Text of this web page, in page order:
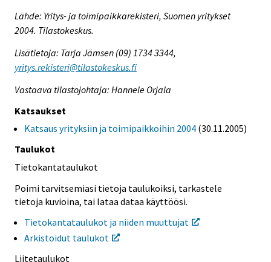
Lähde: Yritys- ja toimipaikkarekisteri, Suomen yritykset
2004. Tilastokeskus.
Lisätietoja: Tarja Jämsen (09) 1734 3344,
yritys.rekisteri@tilastokeskus.fi
Vastaava tilastojohtaja: Hannele Orjala
Katsaukset
Katsaus yrityksiin ja toimipaikkoihin 2004 (30.11.2005)
Taulukot
Tietokantataulukot
Poimi tarvitsemiasi tietoja taulukoiksi, tarkastele
tietoja kuvioina, tai lataa dataa käyttöösi.
Tietokantataulukot ja niiden muuttujat
Arkistoidut taulukot
Liitetaulukot